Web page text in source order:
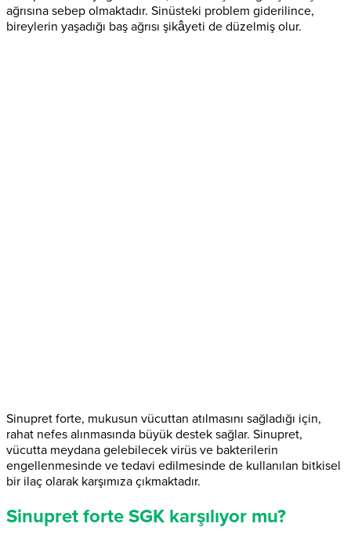
ağrısına sebep olmaktadır. Sinüsteki problem giderilince,
bireylerin yaşadığı baş ağrısı şikâyeti de düzelmiş olur.
Sinupret forte, mukusun vücuttan atılmasını sağladığı için,
rahat nefes alınmasında büyük destek sağlar. Sinupret,
vücutta meydana gelebilecek virüs ve bakterilerin
engellenmesinde ve tedavi edilmesinde de kullanılan bitkisel
bir ilaç olarak karşımıza çıkmaktadır.
Sinupret forte SGK karşılıyor mu?